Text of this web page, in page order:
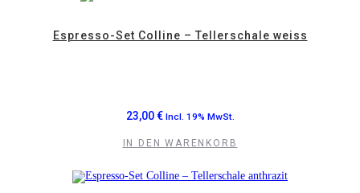
Espresso-Set Colline – Tellerschale weiss
23,00€ Incl. 19% MwSt.
IN DEN WARENKORB